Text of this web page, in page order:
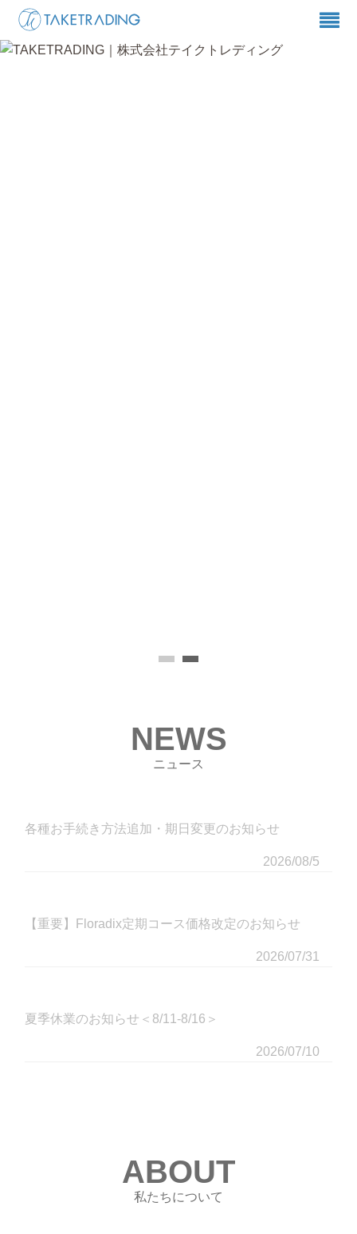
NEWS
ニュース
各種お手続き方法追加・期日変更のお知らせ
2026/08/5
【重要】Floradix定期コース価格改定のお知らせ
2026/07/31
夏季休業のお知らせ＜8/11-8/16＞
2026/07/10
ABOUT
私たちについて